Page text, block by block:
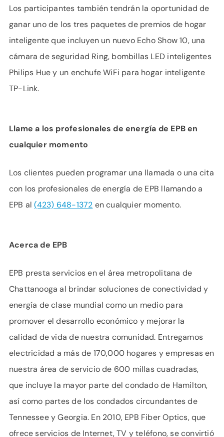
Los participantes también tendrán la oportunidad de
ganar uno de los tres paquetes de premios de hogar
inteligente que incluyen un nuevo Echo Show 10, una
cámara de seguridad Ring, bombillas LED inteligentes
Philips Hue y un enchufe WiFi para hogar inteligente
TP-Link.
Llame a los profesionales de energía de EPB en
cualquier momento
Los clientes pueden programar una llamada o una cita
con los profesionales de energía de EPB llamando a
EPB al(423) 648-1372 en cualquier momento.
Acerca de EPB
EPB presta servicios en el área metropolitana de
Chattanooga al brindar soluciones de conectividad y
energía de clase mundial como un medio para
promover el desarrollo económico y mejorar la
calidad de vida de nuestra comunidad. Entregamos
electricidad a más de 170,000 hogares y empresas en
nuestra área de servicio de 600 millas cuadradas,
que incluye la mayor parte del condado de Hamilton,
así como partes de los condados circundantes de
Tennessee y Georgia. En 2010, EPB Fiber Optics, que
ofrece servicios de Internet, TV y teléfono, se convirtió